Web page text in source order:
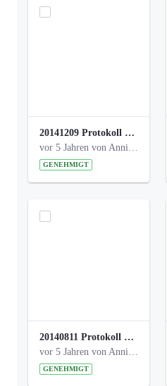
20141209 Protokoll Park am Gesundheitsamt 04.pdf
vor 5 Jahren von Anni Schlumberger
GENEHMIGT
20140811 Protokoll Park am Gesundheitsamt 02.pdf
vor 5 Jahren von Anni Schlumberger
GENEHMIGT